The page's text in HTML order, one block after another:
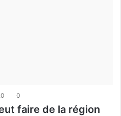
0
faire de la région